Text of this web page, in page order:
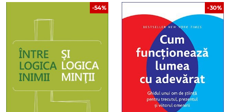
-54% -30%